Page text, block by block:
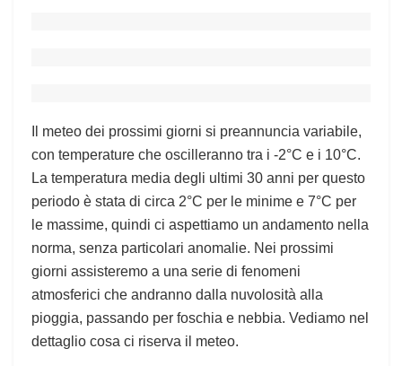
Il meteo dei prossimi giorni si preannuncia variabile,
con temperature che oscilleranno tra i -2°C e i 10°C.
La temperatura media degli ultimi 30 anni per questo
periodo è stata di circa 2°C per le minime e 7°C per
le massime, quindi ci aspettiamo un andamento nella
norma, senza particolari anomalie. Nei prossimi
giorni assisteremo a una serie di fenomeni
atmosferici che andranno dalla nuvolosità alla
pioggia, passando per foschia e nebbia. Vediamo nel
dettaglio cosa ci riserva il meteo.